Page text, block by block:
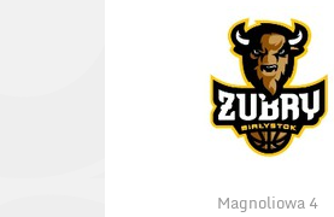
Magnoliowa 4